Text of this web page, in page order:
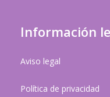
Información
Aviso legal
Política de privacidad